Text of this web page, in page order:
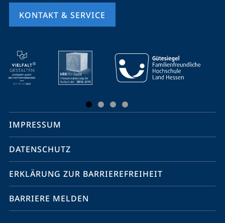
KONTAKT & SERVICE
Mobile-
Service-
Navigation
Social
Media
Kontakte
IMPRESSUM
DATENSCHUTZ
ERKLÄRUNG ZUR BARRIEREFREIHEIT
BARRIERE MELDEN